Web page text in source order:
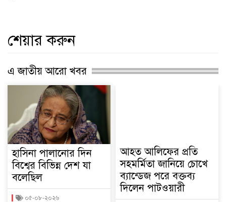
শেয়ার করুন
এ জাতীয় আরো খবর
হাসিনা পালানোর দিন
বিশ্বের বিভিন্ন দেশ যা
বলেছিল
০৫-০৮-২০২৬
আহত আলিফের প্রতি
সহমর্মিতা জানিয়ে চোখে
ব্যান্ডেজ পরে বক্তব্য
দিলেন পাটওয়ারী